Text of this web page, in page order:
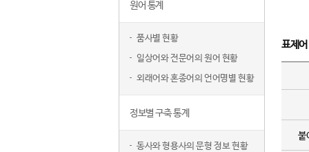
원어 통계
품사별 현황
일상어와 전문어의 원어 현황
외래어와 혼종어의 언어명별 현황
정보별 구축 통계
동사와 형용사의 문형 정보 현황
표제
붙